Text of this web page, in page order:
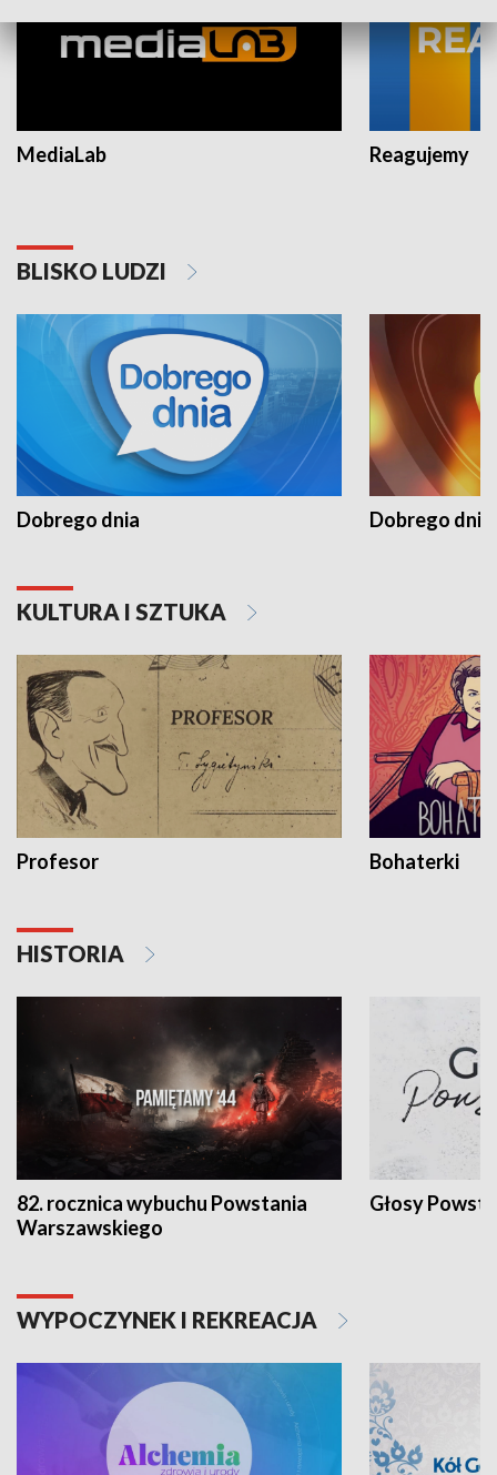
MediaLab Reagujemy
BLISKO LUDZI
Dobrego dnia Dobrego dnia
KULTURA I SZTUKA
Profesor Bohaterki
HISTORIA
82. rocznica wybuchu Powstania
Warszawskiego
Głosy
WYPOCZYNEK I REKREACJA